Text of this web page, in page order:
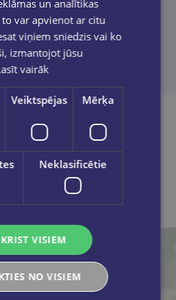
nāca debijas krājums "maijas
Romāns “Smags gadījums”
konkursā “Vakara
un analītikas
var apvienot ar citu
viņiem sniedzis vai ko
izmantojot jūsu
vairāk
Veiktspējas Mērķa
Neklasificētie
VISIEM
NO VISIEM